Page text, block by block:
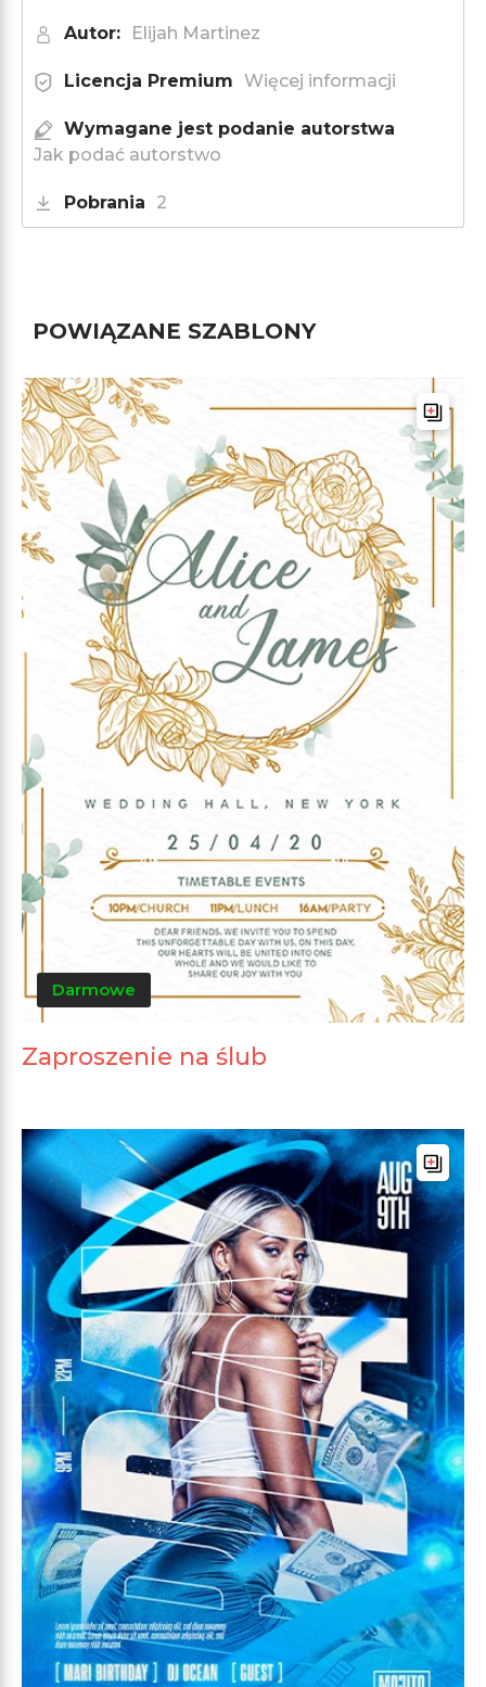
Autor: Elijah Martinez
Licencja Premium Więcej informacji
Wymagane jest podanie autorstwa
Jak podać autorstwo
Pobrania 2
POWIĄZANE SZABLONY
Darmowe
Zaproszenie na ślub